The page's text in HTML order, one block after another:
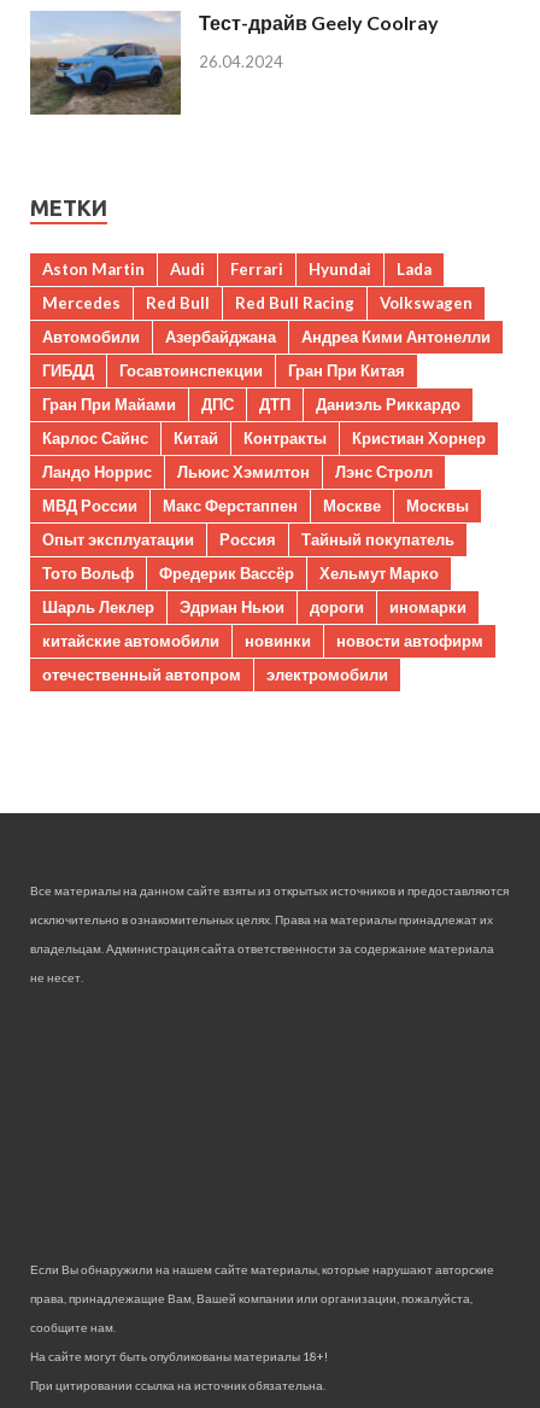
Тест-драйв Geely Coolray
26.04.2024
МЕТКИ
Aston Martin Audi Ferrari Hyundai
Lada
Mercedes
Red Bull Red Bull Racing
Volkswagen
Автомобили
Азербайджана
Андреа Кими Антонелли
ГИБДД
Госавтоинспекции
Гран При Китая
Гран При Майами
ДПС ДТП
Даниэль Риккардо
Карлос Сайнс
Китай Контракты
Кристиан Хорнер
Ландо Норрис
Льюис Хэмилтон
Лэнс Стролл
МВД России
Макс Ферстаппен Москве
Москвы
Опыт эксплуатации
Россия
Тайный покупатель
Тото Вольф
Фредерик Вассёр
Хельмут Марко
Шарль Леклер
Эдриан Ньюи дороги
иномарки
китайские автомобили
новинки
новости автофирм
отечественный автопром
электромобили
Все материалы на данном сайте взяты из открытых источников и предоставляются
исключительно в ознакомительных целях. Права на материалы принадлежат их
владельцам. Администрация сайта ответственности за содержание материала
не несет.
Если Вы обнаружили на нашем сайте материалы, которые нарушают авторские
права, принадлежащие Вам, Вашей компании или организации, пожалуйста,
сообщите нам.
На сайте могут быть опубликованы материалы 18+!
При цитировании ссылка на источник обязательна.